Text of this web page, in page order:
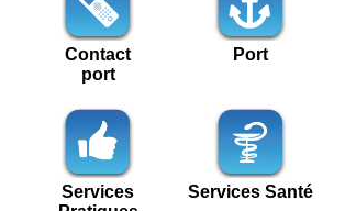
Contact
port
Port
Services
Services Santé